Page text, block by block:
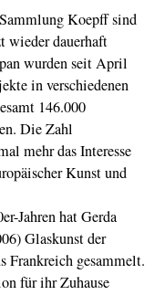
Koepff sind
wieder dauerhaft
wurden seit April
in verschiedenen
146.000
Die Zahl
mehr das Interesse
Kunst und
Jahren hat Gerda
Glaskunst der
Frankreich gesammelt.
für ihr Zuhause